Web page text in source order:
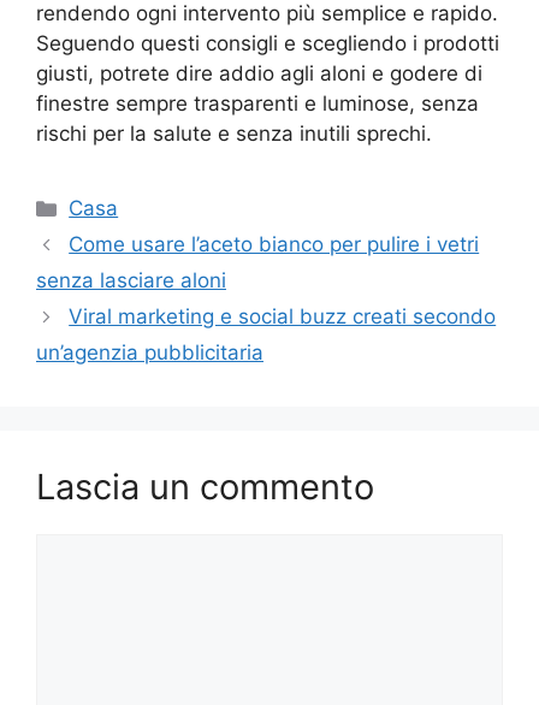
rendendo ogni intervento più semplice e rapido.
Seguendo questi consigli e scegliendo i prodotti
giusti, potrete dire addio agli aloni e godere di
finestre sempre trasparenti e luminose, senza
rischi per la salute e senza inutili sprechi.
Categorie
Casa
Come usare l’aceto bianco per pulire i vetri
senza lasciare aloni
Viral marketing e social buzz creati secondo
un’agenzia pubblicitaria
Lascia un commento